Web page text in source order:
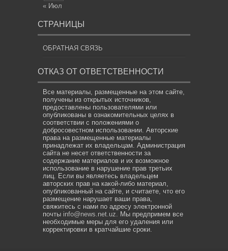
« Июл
СТРАНИЦЫ
ОБРАТНАЯ СВЯЗЬ
ОТКАЗ ОТ ОТВЕТСТВЕННОСТИ
Все материалы, размещенные на этом сайте,
получены из открытых источников,
предоставлены пользователями или
опубликованы в ознакомительных целях в
соответствии с положениями о
добросовестном использовании. Авторские
права на размещенные материалы
принадлежат их владельцам. Администрация
сайта не несет ответственности за
содержание материалов и их возможное
использование в нарушение прав третьих
лиц. Если вы являетесь владельцем
авторских прав на какой-либо материал,
опубликованный на сайте, и считаете, что его
размещение нарушает ваши права,
свяжитесь с нами по адресу электронной
почты info@news.net.uz . Мы предпримем все
необходимые меры для его удаления или
корректировки в кратчайшие сроки.